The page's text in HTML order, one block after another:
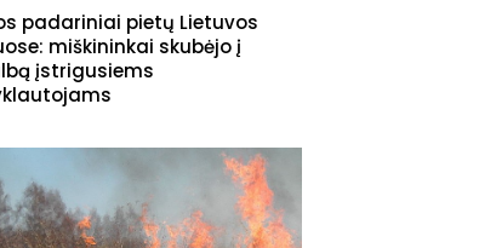
padariniai pietų Lietuvos
miškininkai skubėjo į
įstrigusiems